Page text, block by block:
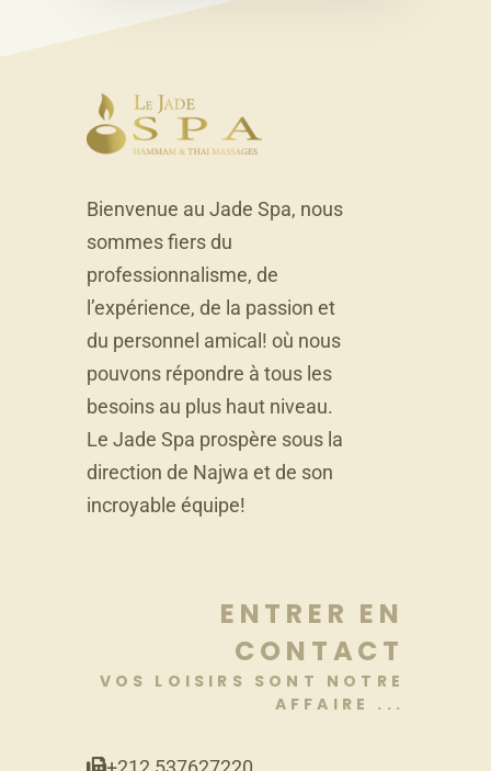
Bienvenue au Jade Spa, nous
sommes fiers du
professionnalisme, de
l’expérience, de la passion et
du personnel amical! où nous
pouvons répondre à tous les
besoins au plus haut niveau.
Le Jade Spa prospère sous la
direction de Najwa et de son
incroyable équipe!
ENTRER EN
CONTACT
VOS LOISIRS SONT NOTRE
AFFAIRE ...